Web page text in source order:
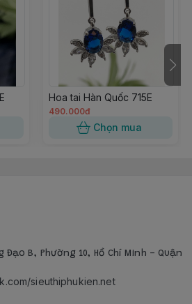
Hoa tai Hàn Quốc 715E
490.000đ
Chọn mua
Đạo B, Phường 10, Hồ Chí Minh - Quận
sieuthiphukien.net